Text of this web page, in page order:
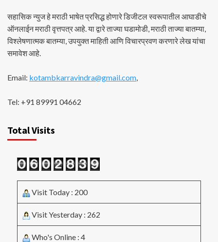
सहासिक न्युज हे मराठी भाषेत प्रसिद्ध होणारे डिजीटल स्वरूपातील आघाडीचे
ऑनलाईन मराठी वृत्तपत्र आहे. या द्वारे ताज्या घडामोडी, मराठी ताज्या बातम्या,
विश्लेषणात्मक बातम्या, उपयुक्त माहिती आणि विचारप्रवण करणारे लेख यांचा
समावेश आहे.
Email: kotambkarravindra@gmail.com,
Tel: +91 89991 04662
Total Visits
Visit Today : 200
Visit Yesterday : 262
Who's Online : 4